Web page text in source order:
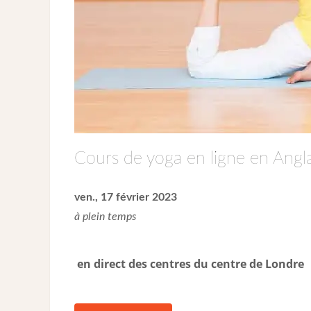
Cours de yoga en ligne en
ven., 17 février 2023
à plein temps
en direct des centres du centre de Londre